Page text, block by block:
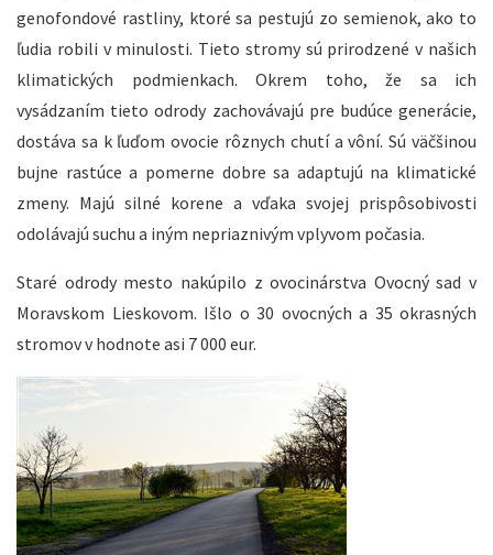
genofondové rastliny, ktoré sa pestujú zo semienok, ako to
ľudia robili v minulosti. Tieto stromy sú prirodzené v našich
klimatických podmienkach. Okrem toho, že sa ich
vysádzaním tieto odrody zachovávajú pre budúce generácie,
dostáva sa k ľuďom ovocie rôznych chutí a vôní. Sú väčšinou
bujne rastúce a pomerne dobre sa adaptujú na klimatické
zmeny. Majú silné korene a vďaka svojej prispôsobivosti
odolávajú suchu a iným nepriaznivým vplyvom počasia.
Staré odrody mesto nakúpilo z ovocinárstva Ovocný sad v
Moravskom Lieskovom. Išlo o 30 ovocných a 35 okrasných
stromov v hodnote asi 7 000 eur.